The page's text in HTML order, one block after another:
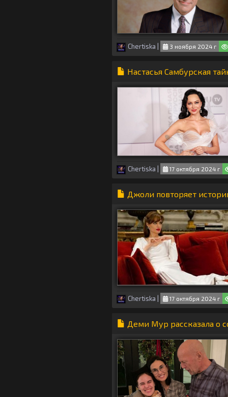
Chertiska 3 ноября 2024 г
Настасья Самбурская
Chertiska 17 октября 2024 г
Джоли повторяет
Chertiska | 17 октября 2024 г
Деми Мур рассказала о